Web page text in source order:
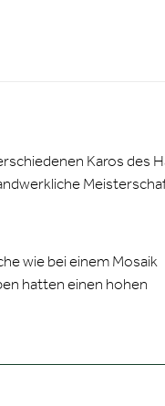
Karos des
wie bei einem Mosaik
hatten einen hohen